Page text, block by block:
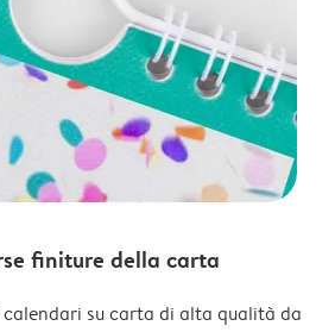
finiture della carta
su carta di alta qualità da